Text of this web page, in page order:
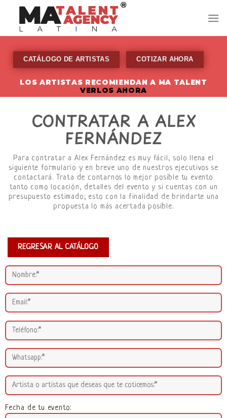
content
CATÁLOGO DE ARTISTAS COTIZAR AHORA
LOS ARTISTAS RECOMIENDAN A MA TALENT
VERLOS AHORA
CONTRATAR A ALEX
FERNÁNDEZ
Para contratar a Alex Fernández es muy fácil, solo llena el
siguiente formulario y en breve uno de nuestros ejecutivos se
contactará. Trata de contarnos lo mejor posible tu evento
tanto como locación, detalles del evento y si cuentas con un
presupuesto estimado; esto con la finalidad de brindarte una
propuesta lo más acertada posible.
REGRESAR AL CATÁLOGO
Fecha de tu evento: